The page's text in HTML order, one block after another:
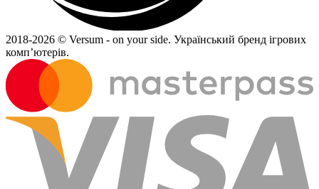
2018-2026 © Versum - on your side. Український бренд ігрових
комп’ютерів.